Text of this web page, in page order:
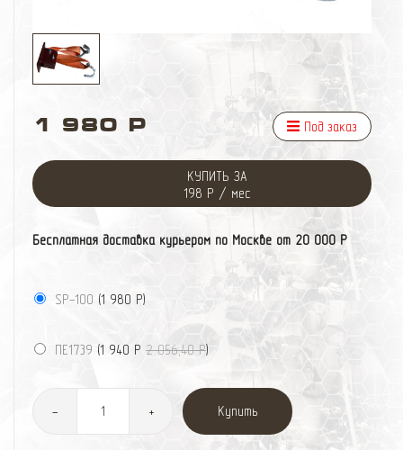
1 980 Р Под заказ
КУПИТЬ ЗА
198 Р / мес
Бесплатная доставка курьером по Москве от 20 000 Р
SP-100 (1 980 Р)
ПЕ1739 (1 940 Р 2 056,40 Р)
- + Купить